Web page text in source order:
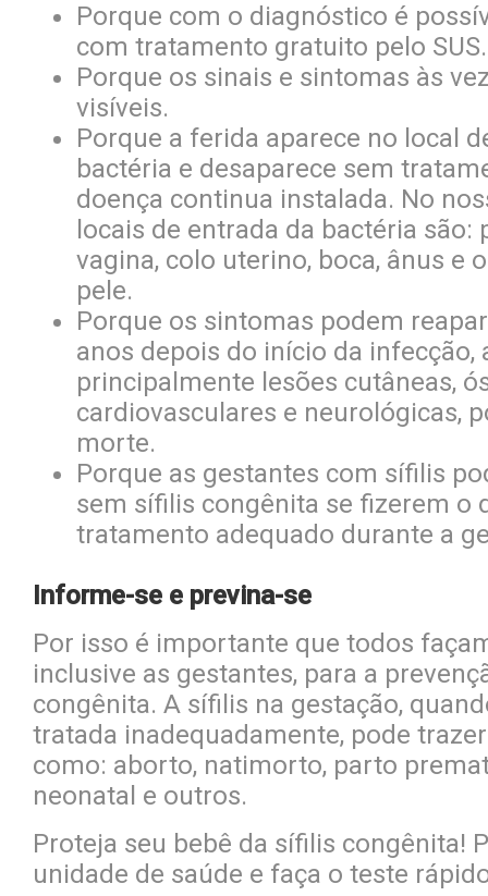
Porque com o diagnóstico é
com tratamento gratuito pelo SUS.
Porque os sinais e sintomas às
visíveis.
Porque a ferida aparece no local
bactéria e desaparece sem
doença continua instalada. No
locais de entrada da bactéria são:
vagina, colo uterino, boca, ânus e
pele.
Porque os sintomas podem
anos depois do início da infecção,
principalmente lesões cutâneas,
cardiovasculares e neurológicas,
morte.
Porque as gestantes com sífilis
sem sífilis congênita se fizerem o
tratamento adequado durante a
Informe-se e previna-se
Por isso é importante que todos
inclusive as gestantes, para a
congênita. A sífilis na gestação,
tratada inadequadamente, pode
como: aborto, natimorto, parto
neonatal e outros.
Proteja seu bebê da sífilis congênita!
unidade de saúde e faça o teste